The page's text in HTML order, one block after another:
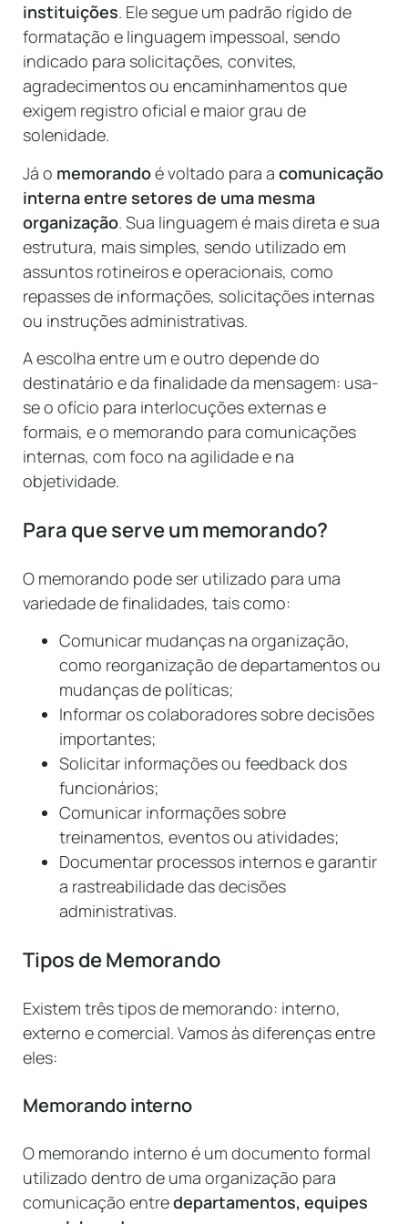
instituições. Ele segue um padrão rígido de
formatação e linguagem impessoal, sendo
indicado para solicitações, convites,
agradecimentos ou encaminhamentos que
exigem registro oficial e maior grau de
solenidade.
Já o memorandoé voltado para a comunicação
interna entre setores de uma mesma
organização. Sua linguagem é mais direta e sua
estrutura, mais simples, sendo utilizado em
assuntos rotineiros e operacionais, como
repasses de informações, solicitações internas
ou instruções administrativas.
A escolha entre um e outro depende do
destinatário e da finalidade da mensagem: usa-
se o ofício para interlocuções externas e
formais, e o memorando para comunicações
internas, com foco na agilidade e na
objetividade.
Para que serve um memorando?
O memorando pode ser utilizado para uma
variedade de finalidades, tais como:
Comunicar mudanças na organização,
como reorganização de departamentos ou
mudanças de políticas;
Informar os colaboradores sobre decisões
importantes;
Solicitar informações ou feedback dos
funcionários;
Comunicar informações sobre
treinamentos, eventos ou atividades;
Documentar processos internos e garantir
a rastreabilidade das decisões
administrativas.
Tipos de Memorando
Existem três tipos de memorando: interno,
externo e comercial. Vamos às diferenças entre
eles:
Memorando interno
O memorando interno é um documento formal
utilizado dentro de uma organização para
comunicação entredepartamentos, equipes